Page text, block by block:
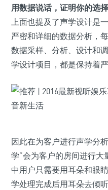
用数据说话，证明你的选
上面也提及了声学设计是
严密和详细的数据分析，
数据采样、分析、设计和
学设计项目，都是保持着
因此在为客户进行声学分
学”会为客户的房间进行
中用户只需要用耳朵和眼
学处理完成后用耳朵去倾